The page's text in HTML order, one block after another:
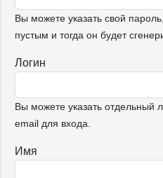
Вы можете указать свой
пустым и тогда он будет
Логин
Вы можете указать отдельный
email для входа.
Имя